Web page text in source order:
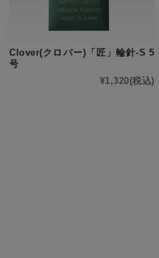
Clover(クロバー)「匠」輪針-S 5
号
¥1,320(税込)